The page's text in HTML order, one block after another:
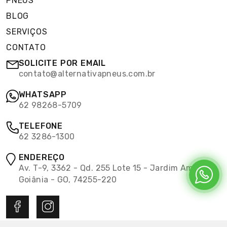
BLOG
SERVIÇOS
CONTATO
SOLICITE POR EMAIL
contato@alternativapneus.com.br
WHATSAPP
62 98268-5709
TELEFONE
62 3286-1300
ENDEREÇO
Av. T-9, 3362 - Qd. 255 Lote 15 - Jardim América,
Goiânia - GO, 74255-220